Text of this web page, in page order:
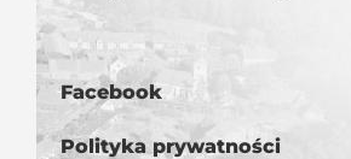
Facebook
Polityka prywatności